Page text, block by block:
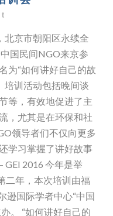
北京市朝阳区永续全
国民间NGO来京参
为“如何讲好自己的故
培训活动包括晚间谈
等，有效地促进了主
，尤其是在环保和社
领导者们不仅向更多
学习掌握了讲好故事
2016 今年是举
二年，本次培训由福
逊国际学者中心“中国
。 “如何讲好自己的